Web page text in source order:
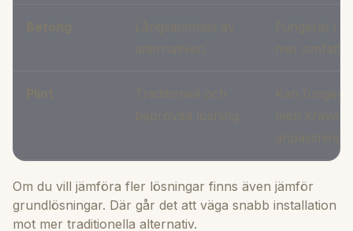
Om du vill jämföra fler lösningar finns även jämför
grundlösningar. Där går det att väga snabb installation
mot mer traditionella alternativ.